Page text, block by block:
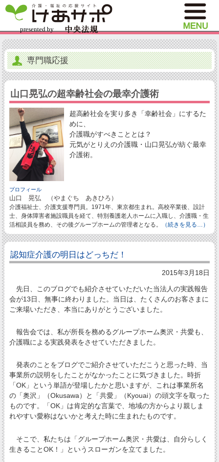
専門職応援
山口晃弘の超幸齢社会の最幸介護術
超高齢社会を実り多き「幸齢社会」にするた
めに、
介護職がすべきこととは？
元気がとりえの介護職・山口晃弘が紡ぐ最幸
介護術。
プロフィール
山口 晃弘 （やまぐち あきひろ）
介護福祉士、介護支援専門員。1971年、東京都生まれ。高校卒業後、設計
士、身体障害者施設職員を経て、特別養護老人ホームに入職し、介護職・生
活相談員を務め、その後グループホームの管理者となる。
（続きを見る…）
認知症介護の明日はどっちだ！
2015年3月18日
先日、このブログでも紹介させていただいた当法人の実践報告
会が13日、無事に終わりました。当日は、たくさんのお客さまに
ご来場いただき、本当にありがとうございました。
報告会では、私が所長を務めるグループホーム奥沢・共愛も、
介護職による実践発表をさせていただきました。
発表のことをブログでご紹介させていただこうと思った時、当
事業所の説明をしたことがなかったことに気づきました。時折
「OK」という単語が登場したかと思いますが、これは事業所名
の「奥沢」（Okusawa）と「共愛」（Kyouai）の頭文字を取った
ものです。「OK」は肯定的な言葉で、地域の方からより親しま
れやすい愛称はないかと考えた時に生まれたものです。
そこで、私たちは「グループホーム奥沢・共愛は、自分らしく
生きることOK！」というスローガンを立てました。